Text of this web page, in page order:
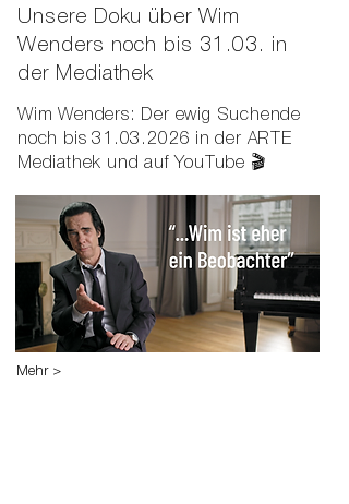
Unsere Doku über Wim
Wenders noch bis 31.03. in
der Mediathek
Wim Wenders: Der ewig Suchende
noch bis31.03.2026 in der ARTE
Mediathek und auf YouTube 🎬
Mehr >